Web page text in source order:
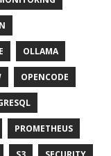
OLLAMA
OPENCODE
PROMETHEUS